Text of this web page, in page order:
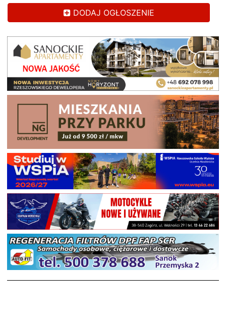
DODAJ OGŁOSZENIE